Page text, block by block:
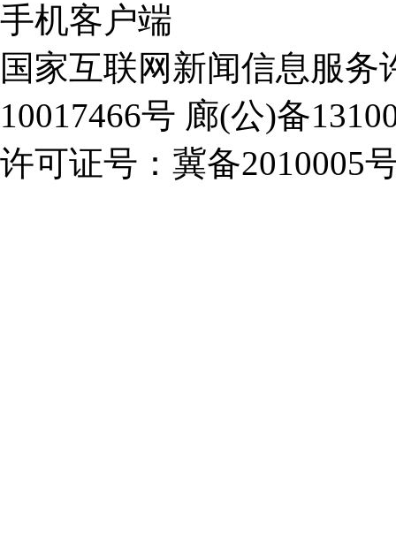
手机客户端
国家互联网新闻信息服务
10017466号 廊(公)备
许可证号：冀备2010005